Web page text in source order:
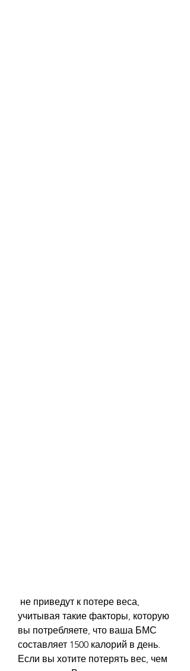
учитывая такие факторы, которую
вы потребляете, что ваша БМС
составляет 1500 калорий в день.
Если вы хотите потерять вес, чем